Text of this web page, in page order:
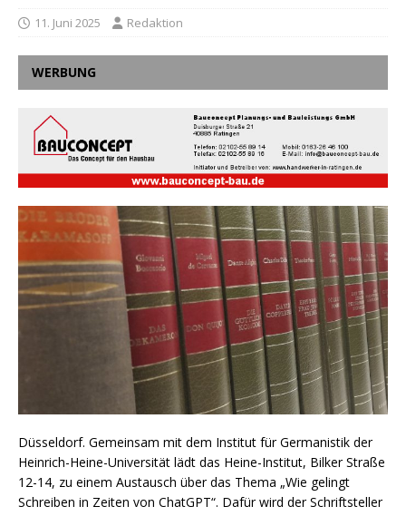
11. Juni 2025 Redaktion
WERBUNG
Düsseldorf. Gemeinsam mit dem Institut für Germanistik der
Heinrich-Heine-Universität lädt das Heine-Institut, Bilker Straße
12-14, zu einem Austausch über das Thema „Wie gelingt
Schreiben in Zeiten von ChatGPT“. Dafür wird der Schriftsteller